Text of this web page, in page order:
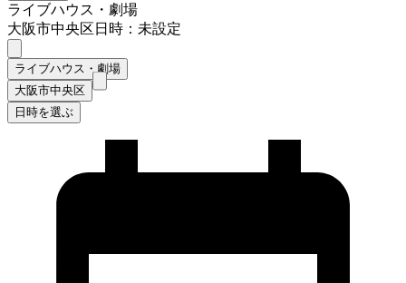
ライブハウス・劇場
大阪市中央区日時：未設定
ライブハウス・劇場
大阪市中央区
日時を選ぶ